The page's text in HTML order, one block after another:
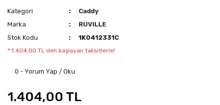
Kategori
Caddy
Marka
RUVILLE
Stok Kodu
1K0412331C
* 1.404,00 TL den başlayan taksitlerle!
0 - Yorum Yap / Oku
1.404,00 TL